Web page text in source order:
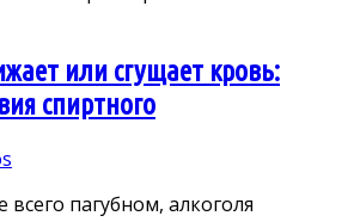
или сгущает кровь:
спиртного
пагубном, алкоголя